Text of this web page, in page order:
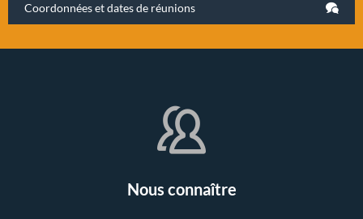
Coordonnées et dates de réunions
Nous connaître